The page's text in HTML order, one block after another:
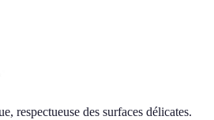
respectueuse des surfaces délicates.